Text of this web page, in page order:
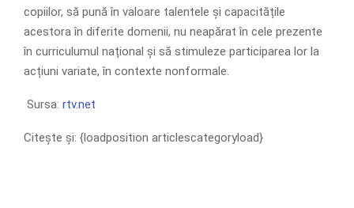
copiilor, să pună în valoare talentele și capacitățile
acestora în diferite domenii, nu neapărat în cele prezente
în curriculumul național și să stimuleze participarea lor la
acțiuni variate, în contexte nonformale.
Sursa: rtv.net
Citește și: {loadposition articlescategoryload}